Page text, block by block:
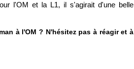
l'OM et la L1, il s'agirait d'une belle
à l'OM ? N'hésitez pas à réagir et à